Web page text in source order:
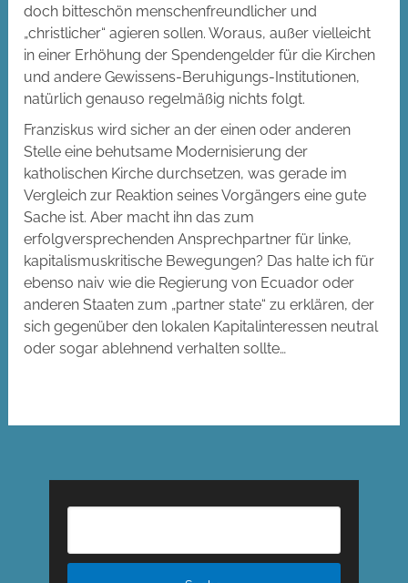
doch bitteschön menschenfreundlicher und
„christlicher“ agieren sollen. Woraus, außer vielleicht
in einer Erhöhung der Spendengelder für die Kirchen
und andere Gewissens-Beruhigungs-Institutionen,
natürlich genauso regelmäßig nichts folgt.
Franziskus wird sicher an der einen oder anderen
Stelle eine behutsame Modernisierung der
katholischen Kirche durchsetzen, was gerade im
Vergleich zur Reaktion seines Vorgängers eine gute
Sache ist. Aber macht ihn das zum
erfolgversprechenden Ansprechpartner für linke,
kapitalismuskritische Bewegungen? Das halte ich für
ebenso naiv wie die Regierung von Ecuador oder
anderen Staaten zum „partner state“ zu erklären, der
sich gegenüber den lokalen Kapitalinteressen neutral
oder sogar ablehnend verhalten sollte…